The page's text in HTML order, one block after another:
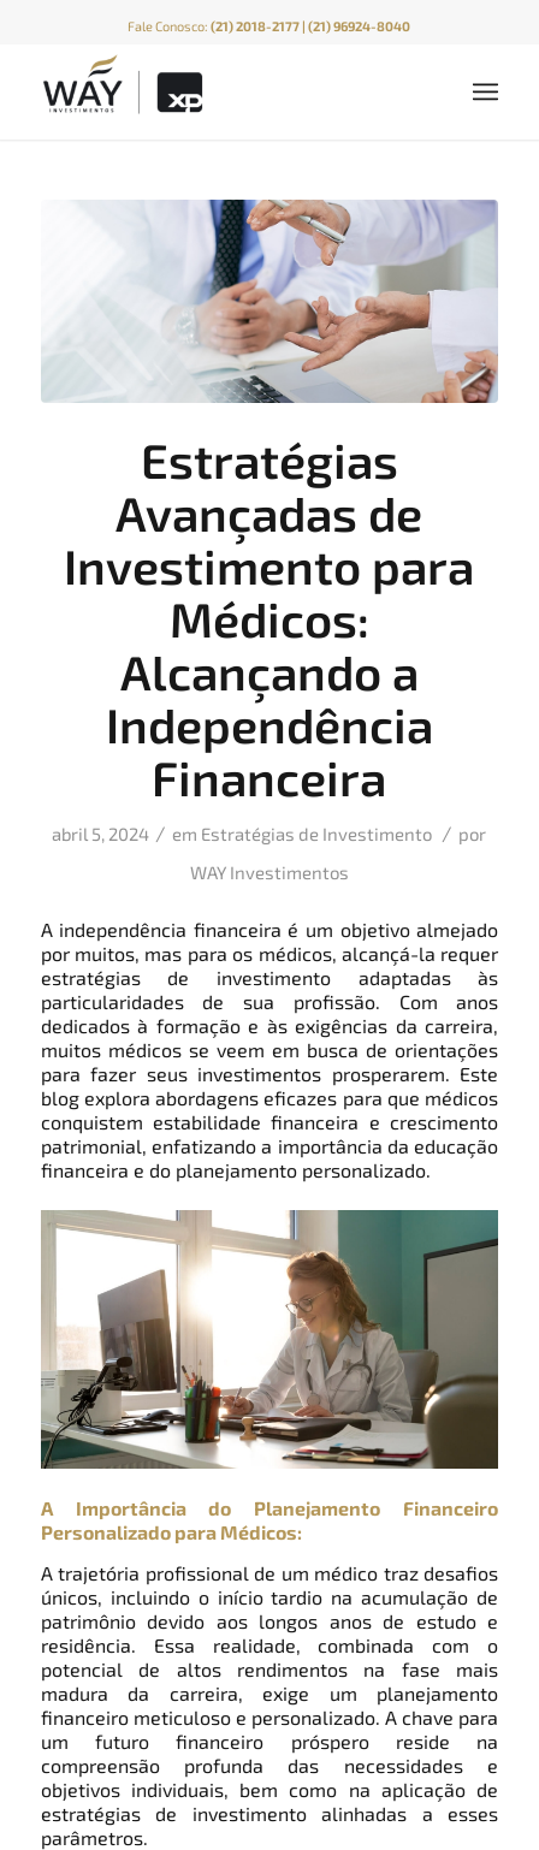
Fale Conosco:(21) 2018-2177 | (21) 96924-8040
Estratégias
Avançadas de
Investimento para
Médicos:
Alcançando a
Independência
Financeira
abril 5, 2024 / em Estratégias de Investimento / por
WAY Investimentos
A independência financeira é um objetivo almejado
por muitos, mas para os médicos, alcançá-la requer
estratégias de investimento adaptadas às
particularidades de sua profissão. Com anos
dedicados à formação e às exigências da carreira,
muitos médicos se veem em busca de orientações
para fazer seus investimentos prosperarem. Este
blog explora abordagens eficazes para que médicos
conquistem estabilidade financeira e crescimento
patrimonial, enfatizando a importância da educação
financeira e do planejamento personalizado.
A Importância do Planejamento Financeiro
Personalizado para Médicos:
A trajetória profissional de um médico traz desafios
únicos, incluindo o início tardio na acumulação de
patrimônio devido aos longos anos de estudo e
residência. Essa realidade, combinada com o
potencial de altos rendimentos na fase mais
madura da carreira, exige um planejamento
financeiro meticuloso e personalizado. A chave para
um futuro financeiro próspero reside na
compreensão profunda das necessidades e
objetivos individuais, bem como na aplicação de
estratégias de investimento alinhadas a esses
parâmetros.